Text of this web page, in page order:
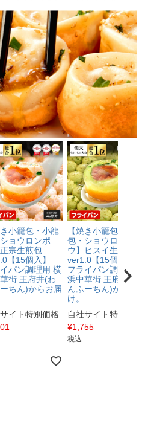
き小籠包・小龍
ョウロンポ
宗生煎包
【15個入】
パン調理用 横
街 王府井(わ
ちん)からお届
イト特別価格
【焼き小籠包・小
包・ショウロンポ
ウ】ヒスイ生煎包
ver1.0【15個入
フライパン調理用
浜中華街 王府井(わ
んふーちん)からお
け。
自社サイト特別価
¥1,755
税込